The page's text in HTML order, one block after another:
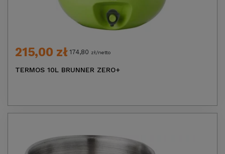
215,00 zł 174,80 zł/netto
TERMOS 10L BRUNNER ZERO+